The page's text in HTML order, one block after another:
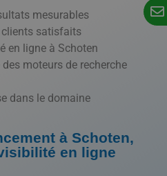
mesurables
clients satisfaits
en ligne à Schoten
moteurs de recherche
dans le domaine
à Schoten,
en ligne